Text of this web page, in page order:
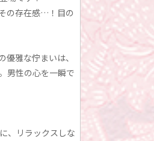
の存在感…！目の
雅な佇まいは、
男性の心を一瞬で
、リラックスしな